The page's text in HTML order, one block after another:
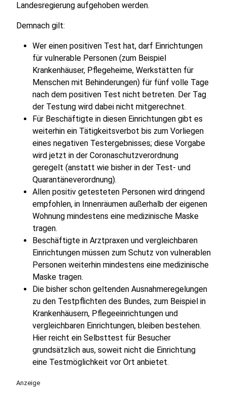
Landesregierung aufgehoben werden.
Demnach gilt:
Wer einen positiven Test hat, darf Einrichtungen
für vulnerable Personen (zum Beispiel
Krankenhäuser, Pflegeheime, Werkstätten für
Menschen mit Behinderungen) für fünf volle Tage
nach dem positiven Test nicht betreten. Der Tag
der Testung wird dabei nicht mitgerechnet.
Für Beschäftigte in diesen Einrichtungen gibt es
weiterhin ein Tätigkeitsverbot bis zum Vorliegen
eines negativen Testergebnisses; diese Vorgabe
wird jetzt in der Coronaschutzverordnung
geregelt (anstatt wie bisher in der Test- und
Quarantäneverordnung).
Allen positiv getesteten Personen wird dringend
empfohlen, in Innenräumen außerhalb der eigenen
Wohnung mindestens eine medizinische Maske
tragen.
Beschäftigte in Arztpraxen und vergleichbaren
Einrichtungen müssen zum Schutz von vulnerablen
Personen weiterhin mindestens eine medizinische
Maske tragen.
Die bisher schon geltenden Ausnahmeregelungen
zu den Testpflichten des Bundes, zum Beispiel in
Krankenhäusern, Pflegeeinrichtungen und
vergleichbaren Einrichtungen, bleiben bestehen.
Hier reicht ein Selbsttest für Besucher
grundsätzlich aus, soweit nicht die Einrichtung
eine Testmöglichkeit vor Ort anbietet.
Anzeige